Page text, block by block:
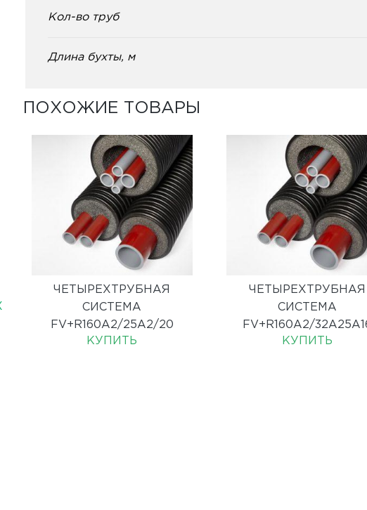
Кол-во труб
Длина бухты, м
ПОХОЖИЕ ТОВАРЫ
ЧЕТЫРЕХТРУБНАЯ
СИСТЕМА
FV+R160A2/25A2/20
КУПИТЬ
ЧЕТЫРЕХТРУБНАЯ
СИСТЕМА
FV+R160A2/
КУПИТЬ